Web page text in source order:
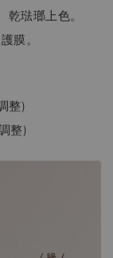
琺瑯上色。
膜。
整)
整)